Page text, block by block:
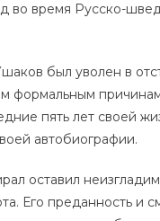
во время Русско-
был уволен в
формальным
пять лет своей
автобиографии.
оставил
Его преданность и